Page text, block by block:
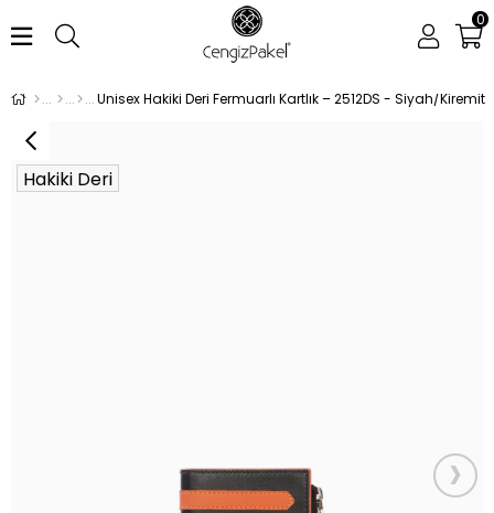
0
Unisex Hakiki Deri Fermuarlı Kartlık – 2512DS - Siyah/Kiremit
›
Hakiki Deri